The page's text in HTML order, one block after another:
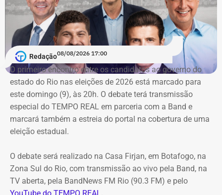
Redação08/08/2026 17:00
O primeiro encontro entre os candidatos ao ⁠governo do
estado do Rio nas eleições de 2026 está marcado para
este domingo (9), às 20h. O debate terá transmissão
especial do TEMPO REAL em parceria com a Band e
marcará também a estreia do portal na cobertura de uma
eleição estadual.
O debate será realizado na Casa Firjan, em Botafogo, na
Zona Sul do Rio, com transmissão ao vivo pela Band, na
TV aberta, pela BandNews FM Rio (90.3 FM) e pelo